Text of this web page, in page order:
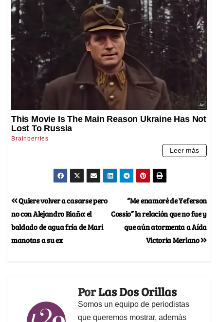
“Me enamoré de Yeferson
Cossio” la relación que no fue y
que aún atormenta a Aída
Victoria Merlano
Quiere volver a casarse pero
no con Alejandro Riaño: el
baldado de agua fría de Mari
manotas a su ex
PorLas Dos Orillas
Somos un equipo de periodistas
que queremos mostrar, además